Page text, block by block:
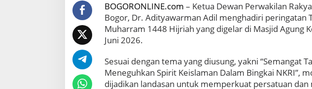
r
b
o
d
i
P
BOGORONLINE.com – Ketua Dewan Perwakilan
Bogor, Dr. Adityawarman Adil menghadiri peringatan
Muharram 1448 Hijriah yang digelar di Masjid Agung
Juni 2026.
Sesuai dengan tema yang diusung, yakni “Semangat
Meneguhkan Spirit Keislaman Dalam Bingkai NKRI”,
dijadikan landasan untuk memperkuat persatuan